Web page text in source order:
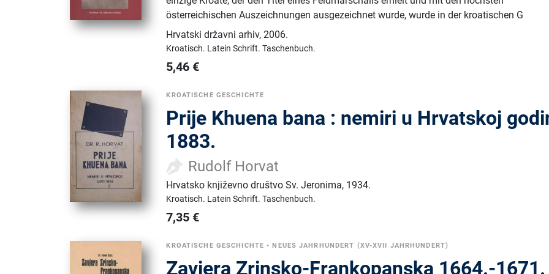
österreichischen Auszeichnungen ausgezeichnet wurde, wurde in der kroatischen G
Hrvatski državni arhiv,2006.
Kroatisch. Latein Schrift.Taschenbuch.
5,46 €
KROATISCHE GESCHICHTE
Prije Khuena bana : nemiri u Hrvatskoj
1883.
Rudolf Horvat
Hrvatsko književno društvo Sv. Jeronima, 1934.
Kroatisch. Latein Schrift.Taschenbuch.
7,35 €
KROATISCHE GESCHICHTE •NEUES JAHRHUNDERT (XV-XVII JAHRHUNDERT)
Zavjera Zrinsko-Frankopanska 1664.-1671.